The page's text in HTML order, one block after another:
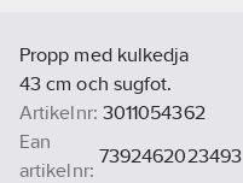
Propp med kulkedja
43 cm och sugfot.
Artikelnr: 3011054362
Ean
artikelnr:
7392462023493